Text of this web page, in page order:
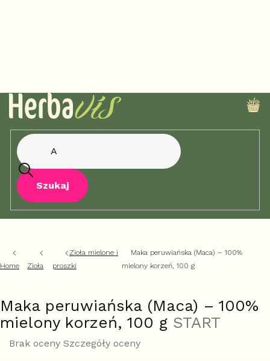
Szukaj
Home Zioła
Zioła mielone i
proszki
Maka peruwiańska (Maca) – 100%
mielony korzeń, 100 g
Maka peruwiańska (Maca) – 100%
mielony korzeń, 100 g START
Średnia
Brak oceny Szczegóły oceny